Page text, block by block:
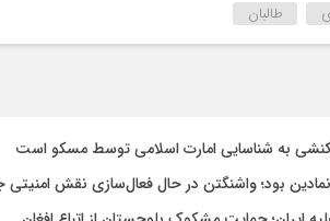
طالبان
به شناسایی امارت اسلامی توسط مسکو است
بود؛ واشنگتن در حال فعال‌سازی نقش امنیتی